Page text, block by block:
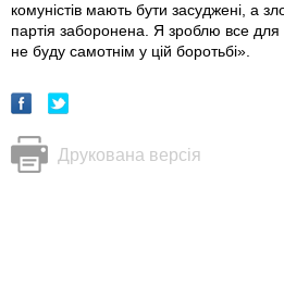
комуністів мають бути засуджені, а
партія заборонена. Я зроблю все
не буду самотнім у цій боротьбі».
Друкована версія